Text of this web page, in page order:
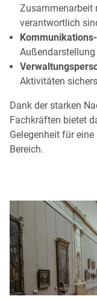
Zusammenarbeit
verantwortlich
Aktivitäten
Dank der starken
Fachkräften bietet
Gelegenheit für eine
Bereich.